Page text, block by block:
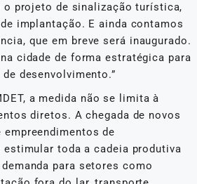
o projeto de sinalização turística,
implantação. E ainda contamos
que em breve será inaugurado.
cidade de forma estratégica para
desenvolvimento.”
a medida não se limita à
diretos. A chegada de novos
de
estimular toda a cadeia produtiva
para setores como